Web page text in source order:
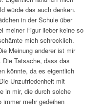
würde das auch denken.
in der Schule über
meiner Figur lieber keine so
mich schrecklich.
Meinung anderer ist mir
Tatsache, dass das
könnte, da es eigentlich
Unzufriedenheit mit
in mir, die durch solche
immer mehr gedeihen